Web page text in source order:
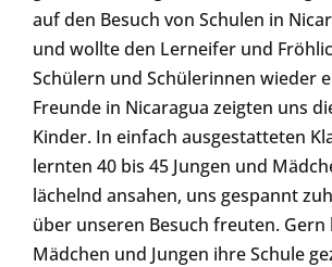
auf den Besuch von Schulen in
und wollte den Lerneifer und
Schülern und Schülerinnen wieder
Freunde in Nicaragua zeigten uns
Kinder. In einfach ausgestatteten
lernten 40 bis 45 Jungen und
lächelnd ansahen, uns gespannt
über unseren Besuch freuten. Gern
Mädchen und Jungen ihre Schule